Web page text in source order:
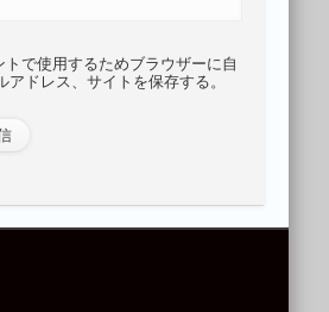
トで使用するためブラウザーに自
ドレス、サイトを保存する。